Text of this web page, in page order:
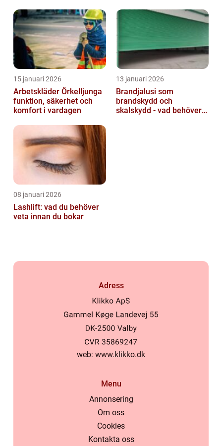
15 januari 2026
Arbetskläder Örkelljunga
funktion, säkerhet och
komfort i vardagen
13 januari 2026
Brandjalusi som
brandskydd och
skalskydd - vad behöver
08 januari 2026
Lashlift: vad du behöver
veta innan du bokar
Adress
web: www.klikko.dk
Menu
Annonsering
Om oss
Cookies
Kontakta oss